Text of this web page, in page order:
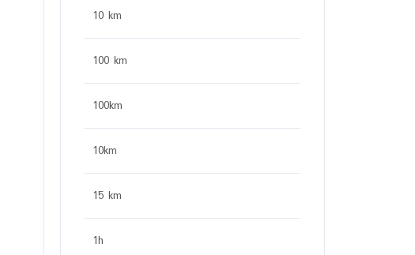
10 km
100 km
100km
10km
15 km
1h